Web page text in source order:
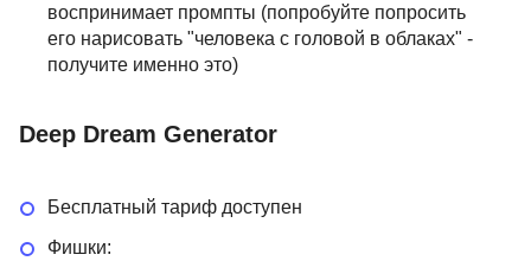
воспринимает промпты (попробуйте попросить
его нарисовать "человека с головой в облаках" -
получите именно это)
Deep Dream Generator
Бесплатный тариф доступен
Фишки: